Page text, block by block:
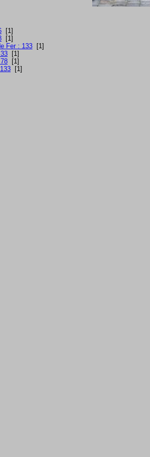
[1]
[1]
Fer : 133 [1]
[1]
[1]
[1]